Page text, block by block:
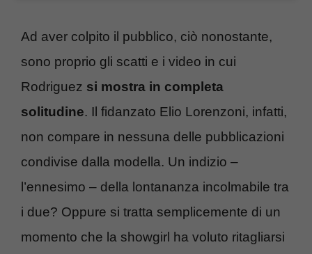
Ad aver colpito il pubblico, ciò nonostante,
sono proprio gli scatti e i video in cui
Rodriguez si mostra in completa
solitudine. Il fidanzato Elio Lorenzoni, infatti,
non compare in nessuna delle pubblicazioni
condivise dalla modella. Un indizio –
l’ennesimo – della lontananza incolmabile tra
i due? Oppure si tratta semplicemente di un
momento che la showgirl ha voluto ritagliarsi